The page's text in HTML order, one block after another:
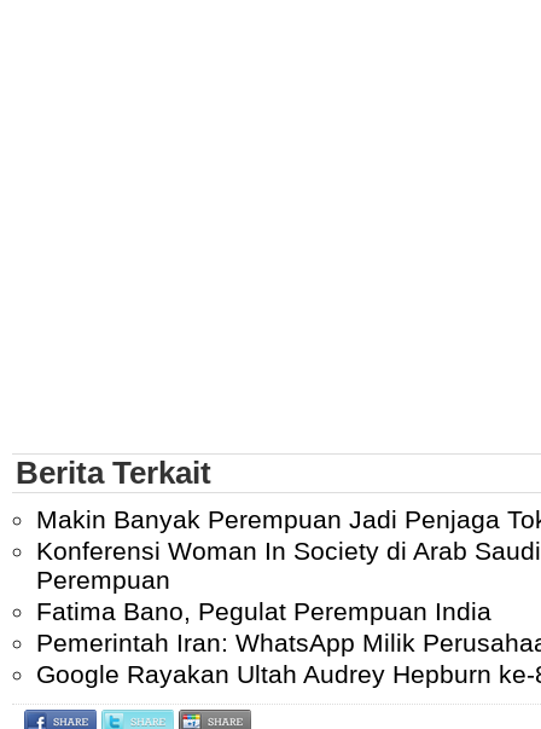
Berita Terkait
Makin Banyak Perempuan Jadi Penjaga
Konferensi Woman In Society di Arab
Perempuan
Fatima Bano, Pegulat Perempuan India
Pemerintah Iran: WhatsApp Milik
Google Rayakan Ultah Audrey Hepburn ke-